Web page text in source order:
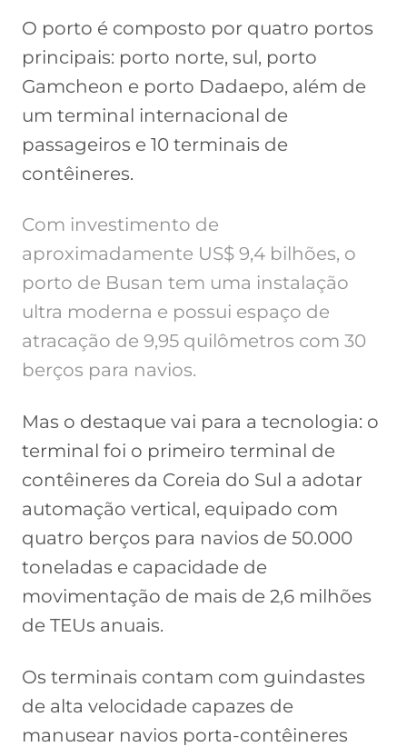
O porto é composto por quatro portos
principais: porto norte, sul, porto
Gamcheon e porto Dadaepo, além de
um terminal internacional de
passageiros e 10 terminais de
contêineres.
Com investimento de
aproximadamente US$ 9,4 bilhões, o
porto de Busan tem uma instalação
ultra moderna e possui espaço de
atracação de 9,95 quilômetros com 30
berços para navios.
Mas o destaque vai para a tecnologia: o
terminal foi o primeiro terminal de
contêineres da Coreia do Sul a adotar
automação vertical, equipado com
quatro berços para navios de 50.000
toneladas e capacidade de
movimentação de mais de 2,6 milhões
de TEUs anuais.
Os terminais contam com guindastes
de alta velocidade capazes de
manusear navios porta-contêineres